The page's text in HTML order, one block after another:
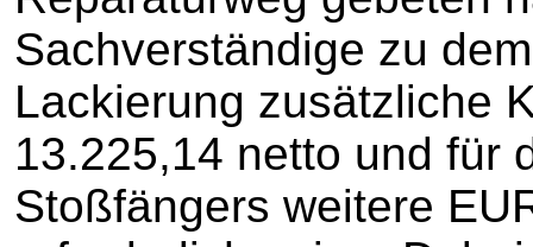
Sachverständige zu
Lackierung zusätzliche
13.225,14 netto und für
Stoßfängers weitere